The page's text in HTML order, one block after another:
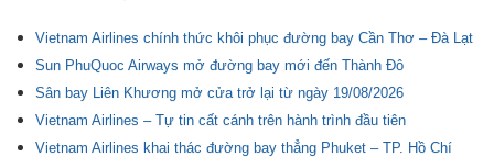
Vietnam Airlines chính thức khôi phục đường bay Cần Thơ – Đà Lạt
Sun PhuQuoc Airways mở đường bay mới đến Thành Đô
Sân bay Liên Khương mở cửa trở lại từ ngày 19/08/2026
Vietnam Airlines – Tự tin cất cánh trên hành trình đầu tiên
Vietnam Airlines khai thác đường bay thẳng Phuket – TP. Hồ Chí